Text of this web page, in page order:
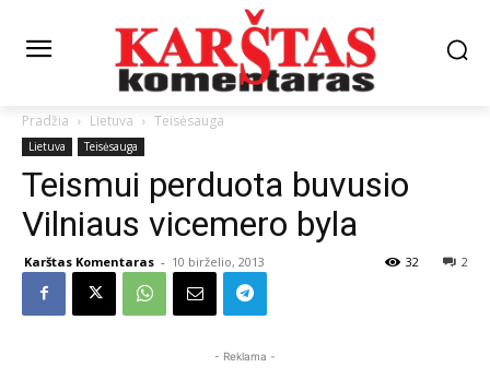
Pradžia Lietuva Teisėsauga
Lietuva Teisėsauga
Teismui perduota buvusio
Vilniaus vicemero byla
Karštas Komentaras - 10 birželio, 2013 2
32
- Reklama -